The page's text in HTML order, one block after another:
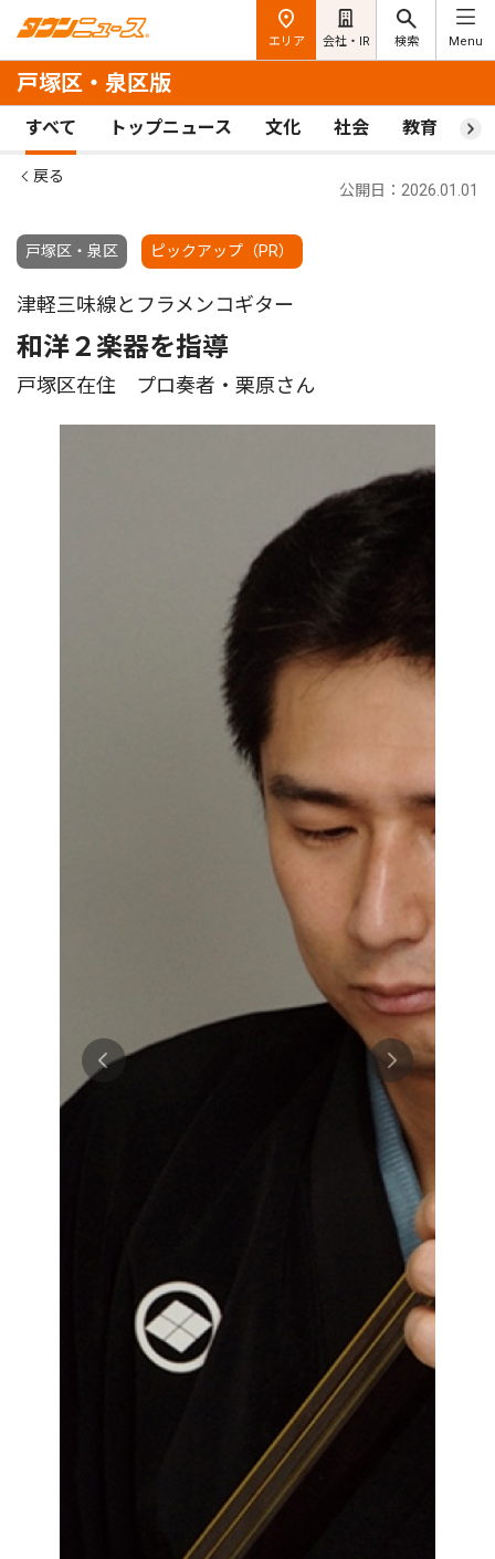
エリア 会社・IR 検索 Menu
戸塚区・泉区版
すべて トップニュース 文化 社会 教育 ス
戻る
戸塚区・泉区 ピックアップ（PR）
公開日：2026.01.01
津軽三味線とフラメンコギター
和洋２楽器を指導
戸塚区在住 プロ奏者・栗原さん